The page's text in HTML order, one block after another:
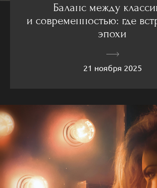
Баланс между
и современностью: где
эпохи
21 ноября 2025